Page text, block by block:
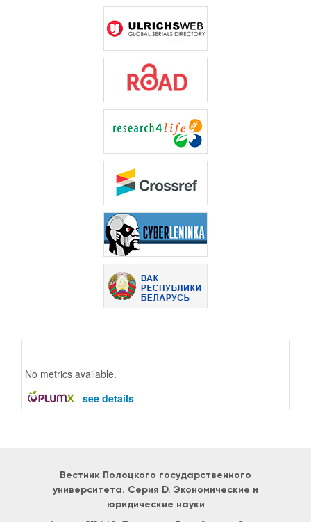
No metrics available.
- see details
Вестник Полоцкого государственного
университета. Серия D. Экономические и
юридические науки